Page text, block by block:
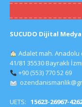
SUCUDO Dijital
Adalet mah. Anadolu
41/81 35530 Bayraklı
+90 (553) 770 52 69
UETS: 15623-26967-